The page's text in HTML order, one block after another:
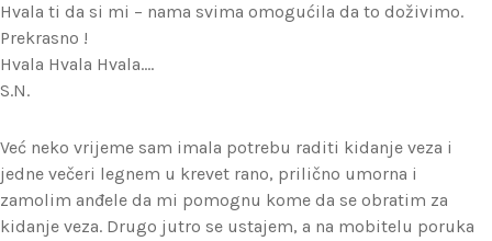
Hvala ti da si mi – nama svima omogućila da to doživimo.
Prekrasno !
Hvala Hvala Hvala….
S.N.
Već neko vrijeme sam imala potrebu raditi kidanje veza i
jedne večeri legnem u krevet rano, prilično umorna i
zamolim anđele da mi pomognu kome da se obratim za
kidanje veza. Drugo jutro se ustajem, a na mobitelu poruka